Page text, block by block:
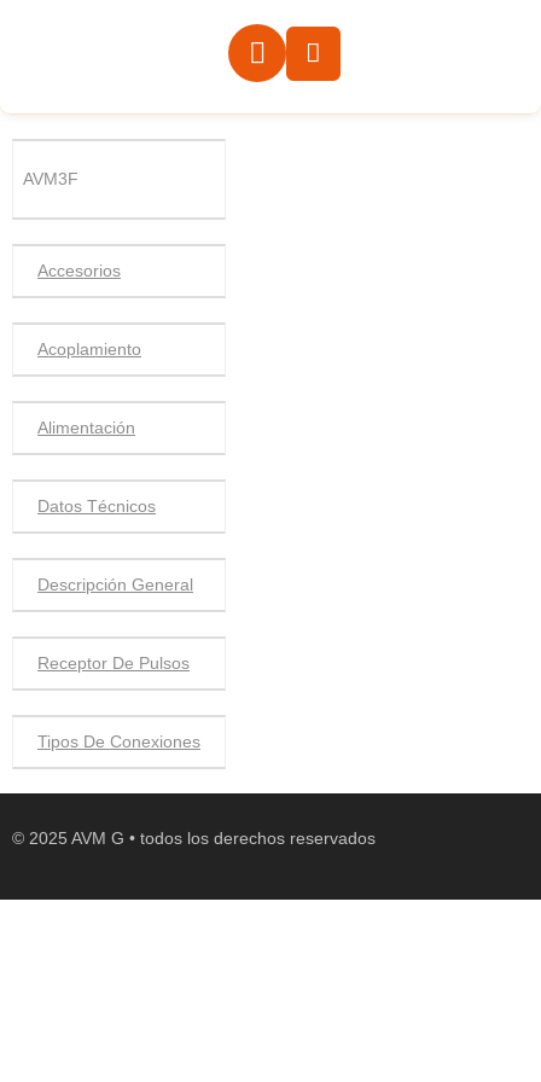
AVM3F
Accesorios
Acoplamiento
Alimentación
Datos Técnicos
Descripción General
Receptor De Pulsos
Tipos De Conexiones
© 2025 AVM G • todos los derechos reservados